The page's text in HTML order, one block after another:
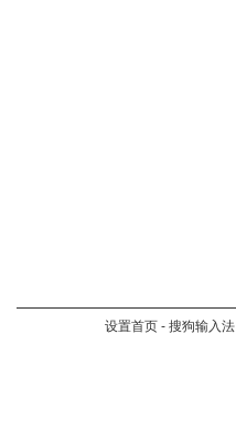
设置首页 - 搜狗输入法